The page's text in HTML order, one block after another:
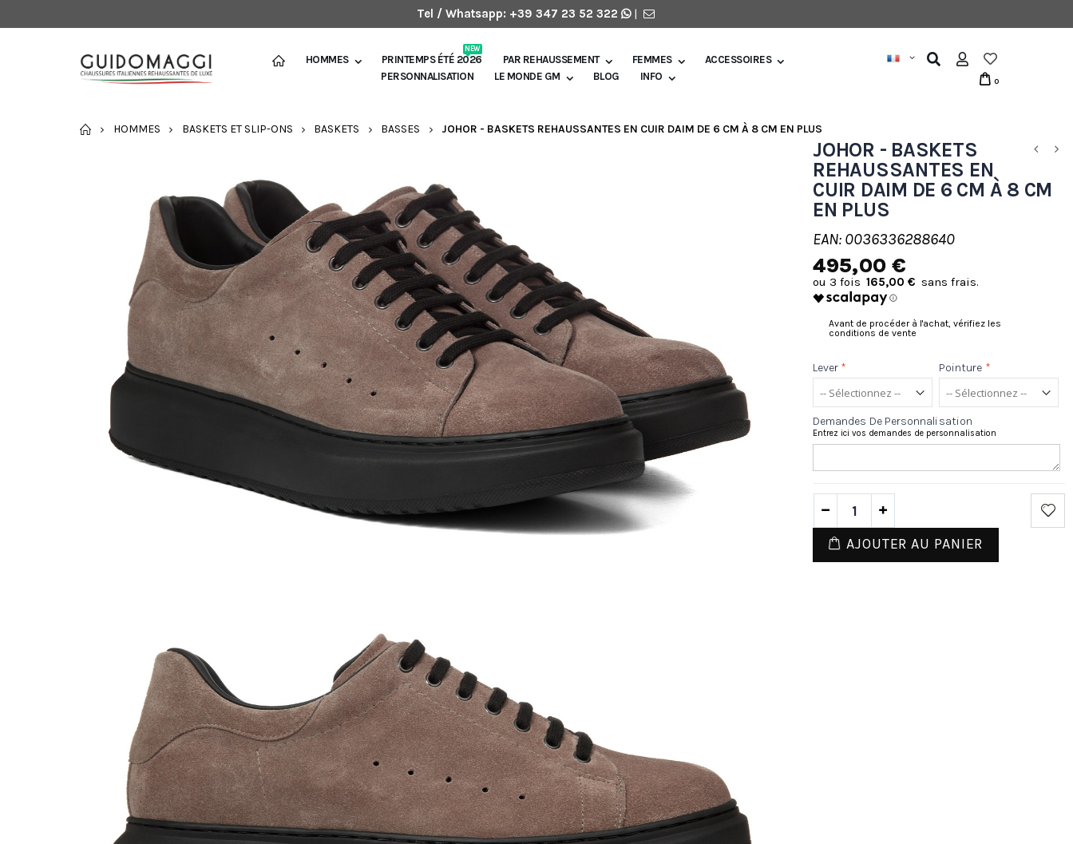
Tel / Whatsapp: +39 347 23 52 322 |
HOMMES PRINTEMPS ÉTÉ 2026
NEW
PAR REHAUSSEMENT FEMMES
ACCESSOIRES
PERSONNALISATION
LE MONDE GM BLOG INFO 0
ACCUEIL
HOMMES BASKETS ET SLIP-ONS BASKETS BASSES JOHOR - BASKETS REHAUSSANTES EN CUIR DAIM DE 6 CM À 8 CM EN PLUS
JOHOR - BASKETS
REHAUSSANTES EN
CUIR DAIM DE 6 CM À 8 CM
EN PLUS
EAN: 0036336288640
495,00 €
165,00 €
Avant de procéder à l'achat, vérifiez les
conditions de vente
Lever * Pointure *
Demandes De Personnalisation
Entrez ici vos demandes de personnalisation
AJOUTER AU PANIER